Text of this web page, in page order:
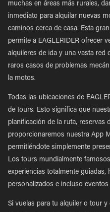
muchas en áreas más rurales,
inmediato para alquilar nuevas
caminos cerca de casa. Esta
permite a EAGLERIDER ofrecer
alquileres de ida y una vasta red
raros casos de problemas
la motos.
Todas las ubicaciones de
de tours. Esto significa que
planificación de la ruta, reservas
proporcionaremos nuestra App
permitiéndote simplemente
Los tours mundialmente
experiencias totalmente guiadas,
personalizados e incluso
Si vuelas para tu alquiler o tour